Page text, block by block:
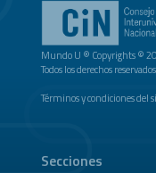
Mundo U ® Copyrights ©
Todos los derechos
Términos y condiciones del
Secciones